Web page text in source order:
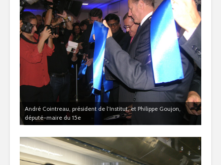
André Cointreau, président de l’Institut, et Philippe Goujon,
député-maire du 15e